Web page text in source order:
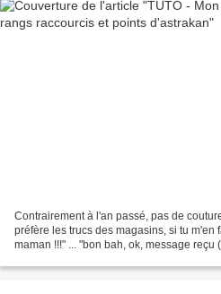
Contrairement à l'an passé, pas de
préfère les trucs des magasins, si tu m'en
maman !!!" ... "bon bah, ok, message reçu